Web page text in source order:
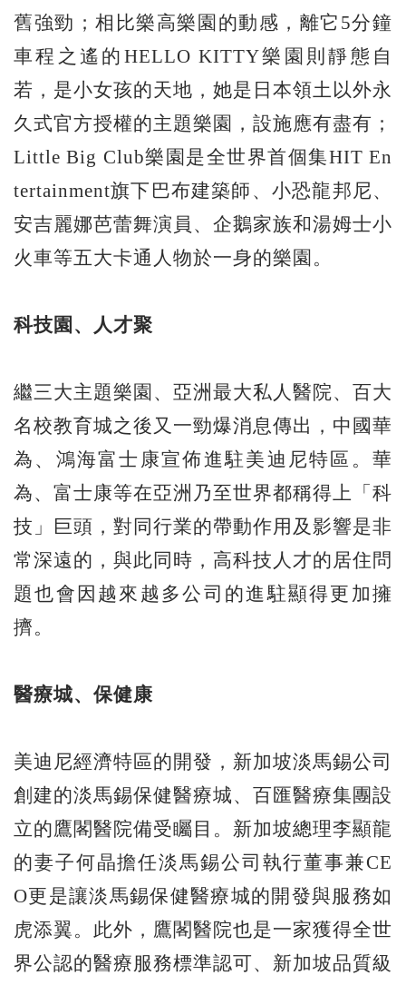
舊強勁；相比樂高樂園的動感，離它5分鐘
車程之遙的HELLO KITTY樂園則靜態自
若，是小女孩的天地，她是日本領土以外永
久式官方授權的主題樂園，設施應有盡有；
Little Big Club樂園是全世界首個集HIT En
tertainment旗下巴布建築師、小恐龍邦尼、
安吉麗娜芭蕾舞演員、企鵝家族和湯姆士小
火車等五大卡通人物於一身的樂園。
科技園、人才聚
繼三大主題樂園、亞洲最大私人醫院、百大
名校教育城之後又一勁爆消息傳出，中國華
為、鴻海富士康宣佈進駐美迪尼特區。華
為、富士康等在亞洲乃至世界都稱得上「科
技」巨頭，對同行業的帶動作用及影響是非
常深遠的，與此同時，高科技人才的居住問
題也會因越來越多公司的進駐顯得更加擁
擠。
醫療城、保健康
美迪尼經濟特區的開發，新加坡淡馬錫公司
創建的淡馬錫保健醫療城、百匯醫療集團設
立的鷹閣醫院備受矚目。新加坡總理李顯龍
的妻子何晶擔任淡馬錫公司執行董事兼CE
O更是讓淡馬錫保健醫療城的開發與服務如
虎添翼。此外，鷹閣醫院也是一家獲得全世
界公認的醫療服務標準認可、新加坡品質級